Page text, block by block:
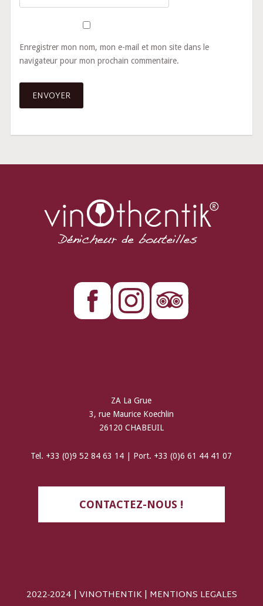
Enregistrer mon nom, mon e-mail et mon site dans le
navigateur pour mon prochain commentaire.
ZA La Grue
3, rue Maurice Koechlin
26120 CHABEUIL
Tel. +33 (0)9 52 84 63 14 | Port. +33 (0)6 61 44 41 07
CONTACTEZ-NOUS !
2022-2024 | VINOTHENTIK | MENTIONS LEGALES